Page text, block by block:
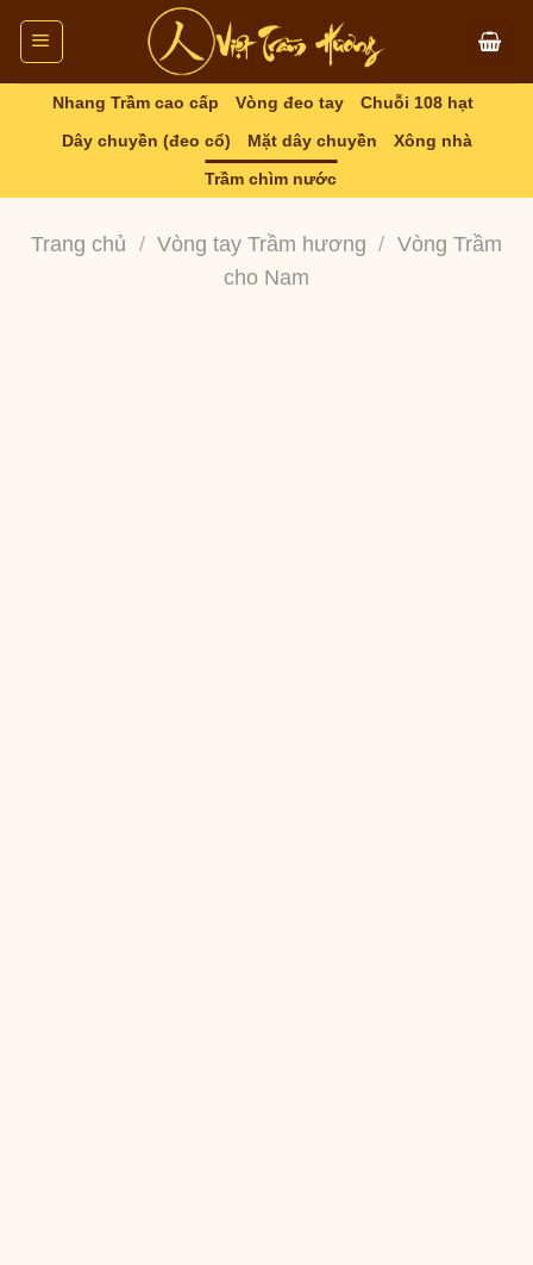
Skip
content
Nhang Trầm cao cấp Vòng đeo tay
Chuỗi 108 hạt
Dây chuyền (đeo cổ)
Mặt dây chuyền
Xông nhà
Trầm chìm nước
Trang chủ / Vòng tay Trầm hương / Vòng Trầm
cho Nam